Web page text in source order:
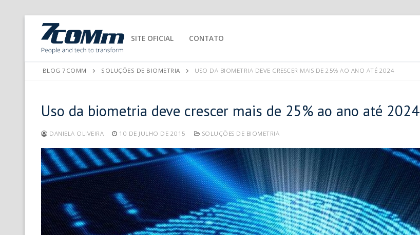
SITE OFICIAL CONTATO
BLOG 7COMM SOLUÇÕES DE BIOMETRIA USO DA BIOMETRIA DEVE CRESCER MAIS DE 25% AO ANO ATÉ 2024
Uso da biometria deve crescer mais de 25% ao ano até 2024
DANIELA OLIVEIRA 10 DE JULHO DE 2015 SOLUÇÕES DE BIOMETRIA